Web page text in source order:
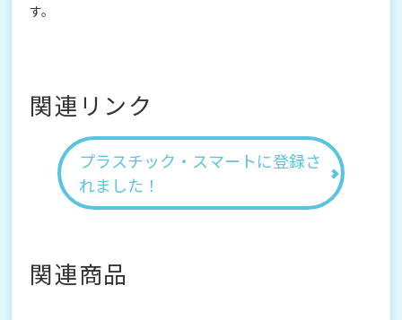
す。
関連リンク
プラスチック・スマートに登録さ
れました！
関連商品